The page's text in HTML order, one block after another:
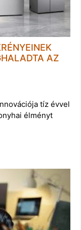
AZ
tíz évvel
élményt